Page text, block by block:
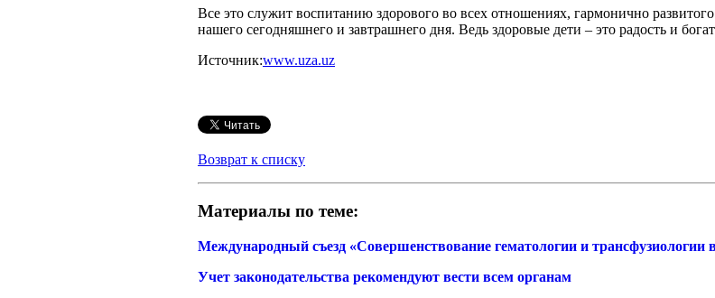
Все это служит воспитанию здорового во всех отношениях, гармонично
нашего сегодняшнего и завтрашнего дня. Ведь здоровые дети – это радость и
Источник:www.uza.uz
Возврат к списку
Материалы по теме:
Международный съезд «Совершенствование гематологии и трансфузиологии
Учет законодательства рекомендуют вести всем органам